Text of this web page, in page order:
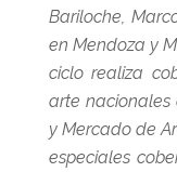
Bariloche,
en Mendoza y
ciclo realiza
arte nacionales
y Mercado de
especiales